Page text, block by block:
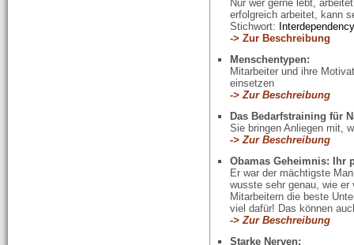
Nur wer gerne lebt,
erfolgreich arbeitet, kann
Stichwort:
-> Zur Beschreibung
Menschentypen:
Mitarbeiter und ihre
einsetzen
-> Zur Beschreibung
Das Bedarfstraining für
Sie bringen Anliegen mit,
-> Zur Beschreibung
Obamas Geheimnis: Ihr
Er war der mächtigste
wusste sehr genau, wie
Mitarbeitern die beste
viel dafür! Das können
-> Zur Beschreibung
Starke Nerven: